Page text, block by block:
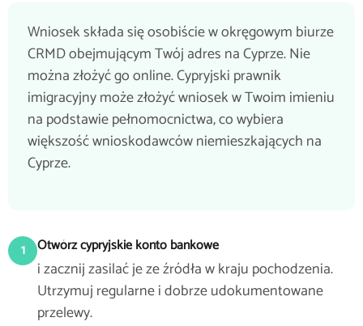
Wniosek składa się osobiście w okręgowym biurze
CRMD obejmującym Twój adres na Cyprze. Nie
można złożyć go online. Cypryjski prawnik
imigracyjny może złożyć wniosek w Twoim imieniu
na podstawie pełnomocnictwa, co wybiera
większość wnioskodawców niemieszkających na
Cyprze.
1 Otwórz cypryjskie konto bankowe
i zacznij zasilać je ze źródła w kraju pochodzenia.
Utrzymuj regularne i dobrze udokumentowane
przelewy.